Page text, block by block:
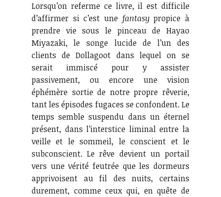
Lorsqu’on referme ce livre, il est difficile
d’affirmer si c’est une fantasypropice à
prendre vie sous le pinceau de Hayao
Miyazaki, le songe lucide de l’un des
clients de Dollagoot dans lequel on se
serait immiscé pour y assister
passivement, ou encore une vision
éphémère sortie de notre propre rêverie,
tant les épisodes fugaces se confondent. Le
temps semble suspendu dans un éternel
présent, dans l’interstice liminal entre la
veille et le sommeil, le conscient et le
subconscient. Le rêve devient un portail
vers une vérité feutrée que les dormeurs
apprivoisent au fil des nuits, certains
durement, comme ceux qui, en quête de